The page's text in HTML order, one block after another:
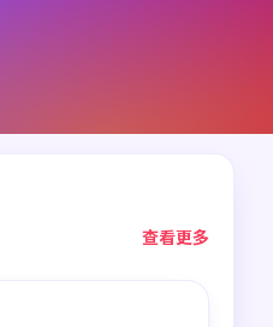
查看更多
99:07